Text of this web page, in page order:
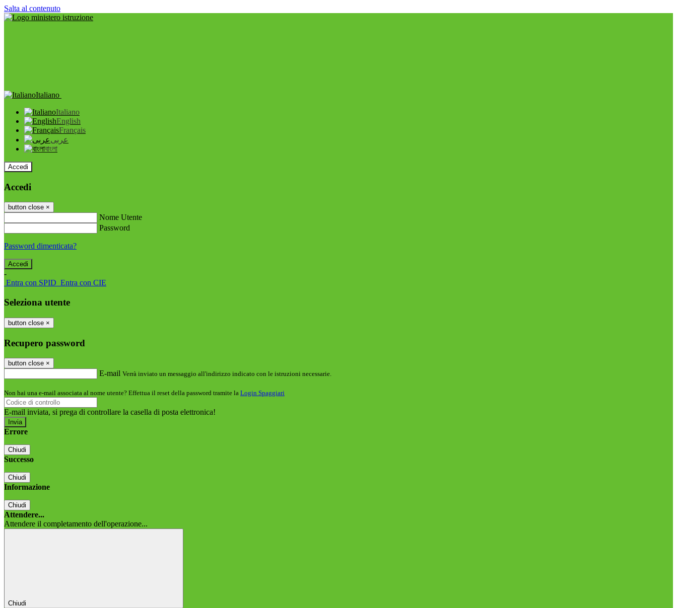
Salta al contenuto
Italiano
Italiano
English
Français
عربى
বাংলা
Accedi
Accedi
button close ×
Nome Utente
Password
Password dimenticata?
-
Entra con SPID Entra con CIE
Seleziona utente
button close ×
Recupero password
button close ×
E-mail Verrà inviato un messaggio all'indirizzo indicato con le istruzioni necessarie.
Non hai una e-mail associata al nome utente? Effettua il reset della password tramite la Login Spaggiari
E-mail inviata, si prega di controllare la casella di posta elettronica!
Errore
Chiudi
Successo
Chiudi
Informazione
Chiudi
Attendere...
Attendere il completamento dell'operazione...
Chiudi